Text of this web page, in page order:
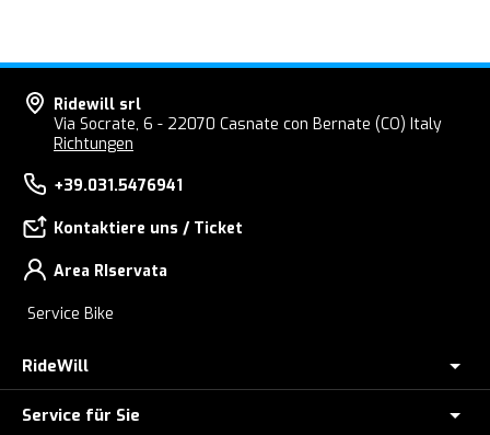
Ridewill srl
Via Socrate, 6 - 22070 Casnate con Bernate (CO) Italy
Richtungen
+39.031.5476941
Kontaktiere uns / Ticket
Area RIservata
Service Bike
RideWill
E-BIKE GESCHÄFT COMO
Service für Sie